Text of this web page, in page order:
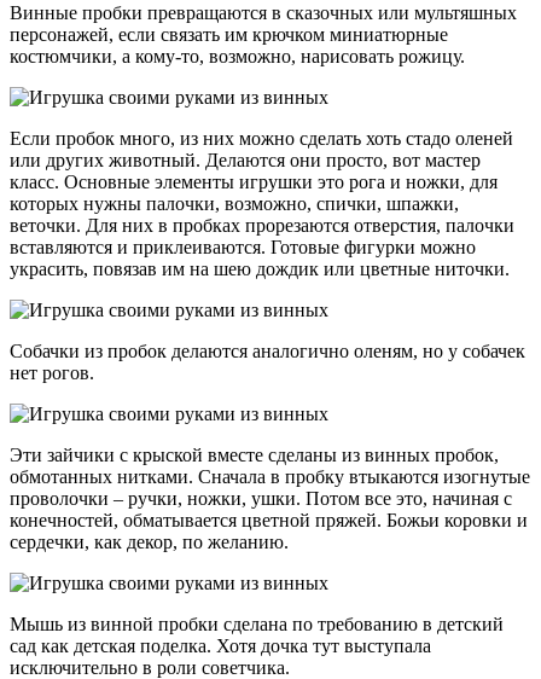
Винные пробки превращаются в сказочных или мультяшных
персонажей, если связать им крючком миниатюрные
костюмчики, а кому-то, возможно, нарисовать рожицу.
Если пробок много, из них можно сделать хоть стадо оленей
или других животный. Делаются они просто, вот мастер
класс. Основные элементы игрушки это рога и ножки, для
которых нужны палочки, возможно, спички, шпажки,
веточки. Для них в пробках прорезаются отверстия, палочки
вставляются и приклеиваются. Готовые фигурки можно
украсить, повязав им на шею дождик или цветные ниточки.
Собачки из пробок делаются аналогично оленям, но у собачек
нет рогов.
Эти зайчики с крыской вместе сделаны из винных пробок,
обмотанных нитками. Сначала в пробку втыкаются изогнутые
проволочки – ручки, ножки, ушки. Потом все это, начиная с
конечностей, обматывается цветной пряжей. Божьи коровки и
сердечки, как декор, по желанию.
Мышь из винной пробки сделана по требованию в детский
сад как детская поделка. Хотя дочка тут выступала
исключительно в роли советчика.